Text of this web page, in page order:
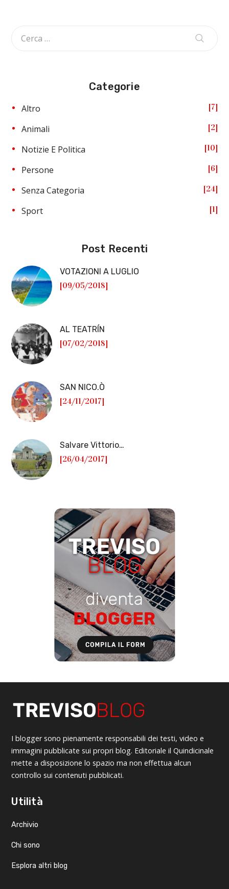
Categorie
Altro 7
Animali 2
Notizie E Politica 10
Persone 6
Senza Categoria 24
Sport 1
Post Recenti
VOTAZIONI A LUGLIO
[09/05/2018]
AL TEATRÍN
[07/02/2018]
SAN NICO.Ò
[24/11/2017]
Salvare Vittorio…
[26/04/2017]
I blogger sono pienamente responsabili dei testi, video e
immagini pubblicate sui propri blog. Editoriale il Quindicinale
mette a disposizione lo spazio ma non effettua alcun
controllo sui contenuti pubblicati.
Utilità
Archivio
Chi sono
Esplora altri blog